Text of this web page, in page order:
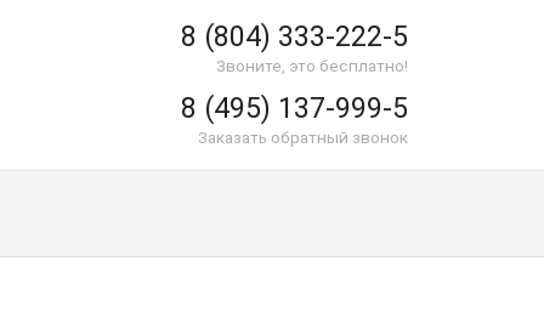
8 (804) 333-222-5
Звоните, это бесплатно!
8 (495) 137-999-5
Заказать обратный звонок